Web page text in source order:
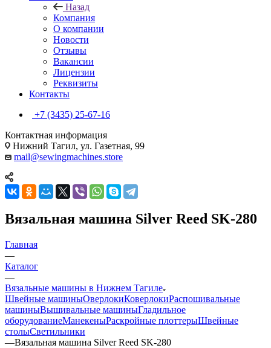
Назад
Компания
О компании
Новости
Отзывы
Вакансии
Лицензии
Реквизиты
Контакты
+7 (3435) 25-67-16
Контактная информация
Нижний Тагил, ул. Газетная, 99
mail@sewingmachines.store
Вязальная машина Silver Reed SK-280
Главная
—
Каталог
—
Вязальные машины в Нижнем Тагиле
Швейные машиныОверлокиКоверлокиРаспошивальные
машиныВышивальные машиныГладильное
оборудованиеМанекеныРаскройные плоттерыШвейные
столыСветильники
—Вязальная машина Silver Reed SK-280